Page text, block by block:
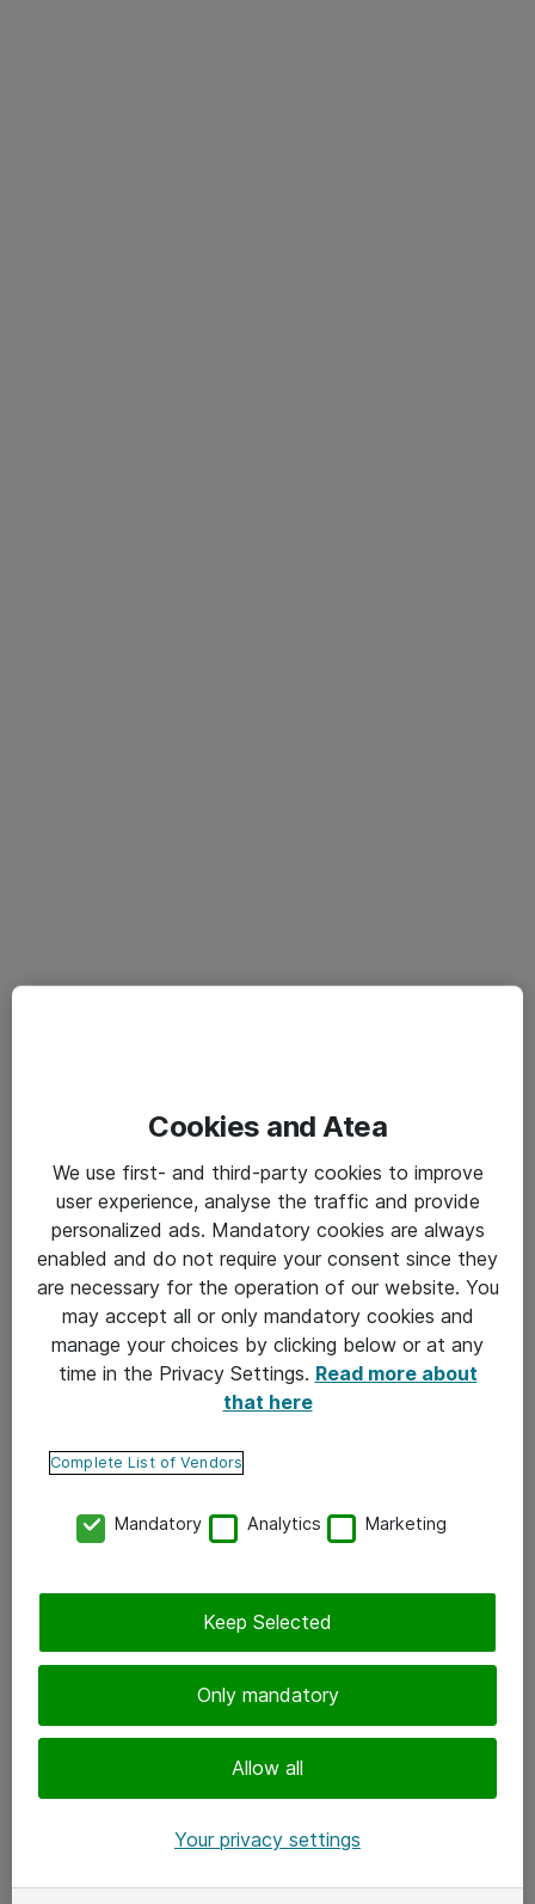
ChromeOS Flex -ratkaisun
hyödyt
Cookies and Atea
We use first- and third-party cookies to improve
user experience, analyse the traffic and provide
personalized ads. Mandatory cookies are always
enabled and do not require your consent since they
are necessary for the operation of our website. You
may accept all or only mandatory cookies and
manage your choices by clicking below or at any
time in the Privacy Settings. Read more about
that here
Complete List of Vendors
Mandatory Analytics Marketing
Only mandatory
Allow all
Keep Selected
Your privacy settings